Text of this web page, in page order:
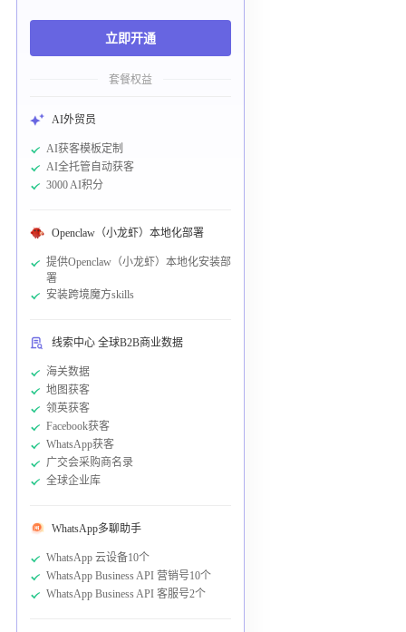
立即开通
套餐权益
AI外贸员
AI获客模板定制
AI全托管自动获客
3000 AI积分
Openclaw（小龙虾）本地化部署
提供Openclaw（小龙虾）本地化安装部
署
安装跨境魔方skills
线索中心 全球B2B商业数据
海关数据
地图获客
领英获客
Facebook获客
WhatsApp获客
广交会采购商名录
全球企业库
WhatsApp多聊助手
WhatsApp 云设备10个
WhatsApp Business API 营销号10个
WhatsApp Business API 客服号2个